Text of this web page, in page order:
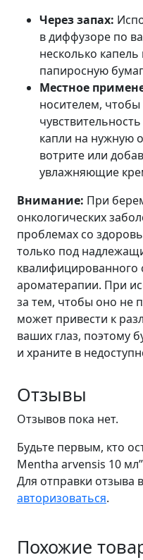
Через запах:
в диффузоре по
несколько
папиросную
Местное
носителем,
капли на нужную
вотрите или
увлажняющие
Внимание: При
онкологических
проблемах со
только под
квалифицированного
ароматерапии. При
за тем, чтобы оно не
может привести к
ваших глаз, поэтому
и храните в
Отзывы
Отзывов пока нет.
Будьте первым, кто
Mentha arvensis 10 мл”
Для отправки отзыва
авторизоваться.
Похожие